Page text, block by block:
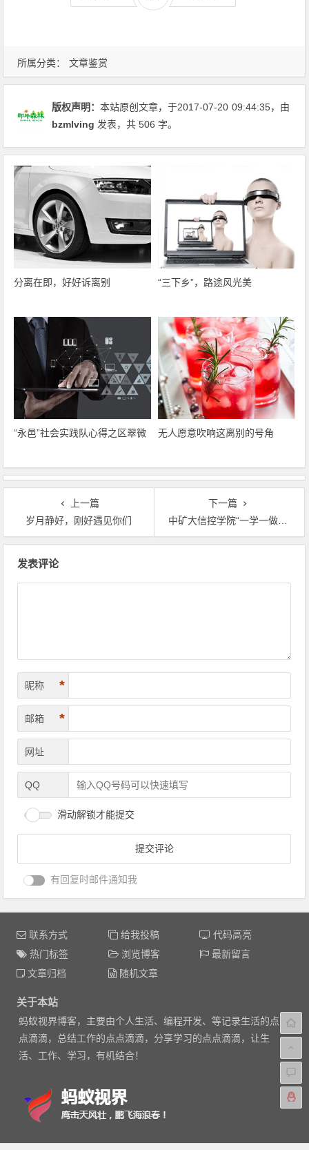
所属分类： 文章鉴赏
版权声明：本站原创文章，于2017-07-20 09:44:35，由
bzmlving 发表，共 506 字。
分离在即，好好诉离别 “三下乡”，路途风光美
“永邑”社会实践队心得之区翠微 无人愿意吹响这离别的号角
上一篇
岁月静好，刚好遇见你们
下一篇
中矿大信控学院“一学一做”参观纪念馆
发表评论
昵称 *
邮箱 *
网址
QQ
滑动解锁才能提交
有回复时邮件通知我
联系方式 给我投稿
代码高亮
热门标签
浏览博客
最新留言
文章归档
随机文章
关于本站
蚂蚁视界博客，主要由个人生活、编程开发、等记录生活的点
点滴滴，总结工作的点点滴滴，分享学习的点点滴滴，让生
活、工作、学习，有机结合！